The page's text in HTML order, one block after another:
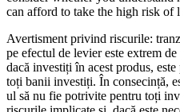
can afford to take the high risk of
Avertisment privind riscurile:
pe efectul de levier este extrem
dacă investiți în acest produs,
toți banii investiți. În consecință,
ul să nu fie potrivite pentru toți